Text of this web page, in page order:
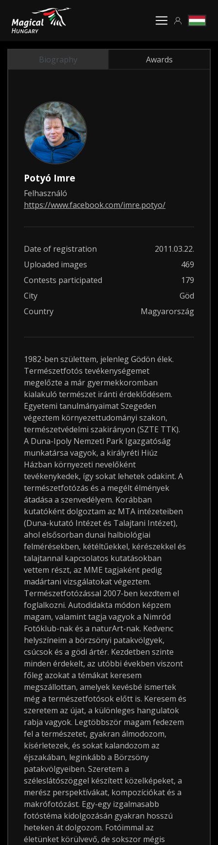
Biography Awards
Potyó Imre
Felhasználó
https://www.facebook.com/imre.potyo/
Date of registration
2011.03.22.
Uploaded images
469
Contests participated
179
City
Göd
Country
Magyarország
1982-ben születtem, jelenleg Gödön élek.
Természetfotós tevékenységemet
megelőzte a már gyermekkoromban
kialakuló természet iránti érdeklődésem.
Egyetemi tanulmányaimat Szegeden
végeztem környezettudományi szakon,
természetvédelmi szakirányon (SZTE TTK).
A Duna-Ipoly Nemzeti Park Igazgatóság
munkatársa vagyok, a királyréti Hiúz
Házban környezeti nevelőként
tevékenykedek, így sokat lehetek odakint. A
természetfotózás és a megélt élmények
átadása a szenvedélyem. Korábban
kutatóként dolgoztam az MTA intézeteiben
(Duna-kutató Intézet és Talajtani Intézet),
ahol elsősorban dunai halbiológiai
felmérésekben, kétéltűekkel, kérészekkel és
talajtannal kapcsolatos kutatásokban
vettem részt, az MME tagjaként pedig
madártani vizsgálatokat végeztem.
Természetfotózással 2007-ben kezdtem el
foglalkozni. Autodidakta módon képzem
magam, valamint tagja vagyok a Nimród
Fotóklub-nak és a naturArt-nak. Kedvenc
helyszíneim a börzsönyi patakvölgyek,
csúcsok és a gödi ártér. Kezdetben szinte
minden érdekelt, az utóbbi években viszont
főleg azokat a témákat keresem
megszállottan, amelyek kevésbé ismertek
még a természetfotósok előtt is. Keresem és
szeretem az újat, a különleges hangulatok
rabja vagyok. Legtöbbször magam fedezem
fel a természetet, gyakran álmodozom,
kísérletezek, és sokat kalandozom az
éjszakában, leginkább a Börzsöny
patakvölgyeiben. Szeretem a
széleslátószöggel készített közelképeket, a
merész perspektívákat, kompozíciókat és a
makrófotózást. Egy-egy izgalmasabb
fotóstéma kidolgozásán gyakran hosszú
heteken át dolgozom. Fotóimmal az
életünket körülvevő, de sokszor mégis